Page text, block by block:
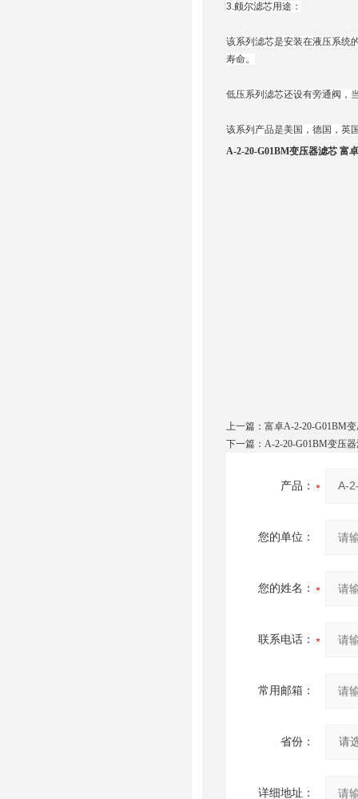
3.颇尔滤芯用途：
该系列滤芯是安装在液压系统
寿命。
低压系列滤芯还设有旁通阀，
该系列产品是美国，德国，英
A-2-20-G01BM变压器滤芯 富
上一篇： 富卓A-2-20-G01BM
下一篇： A-2-20-G01BM变压
产品：
您的单位：
您的姓名：
联系电话：
常用邮箱：
省份：
详细地址：